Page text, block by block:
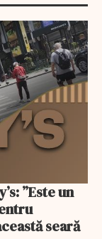
”Este un
seară